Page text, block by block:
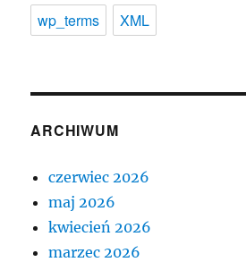
wp_terms
XML
ARCHIWUM
czerwiec 2026
maj 2026
kwiecień 2026
marzec 2026